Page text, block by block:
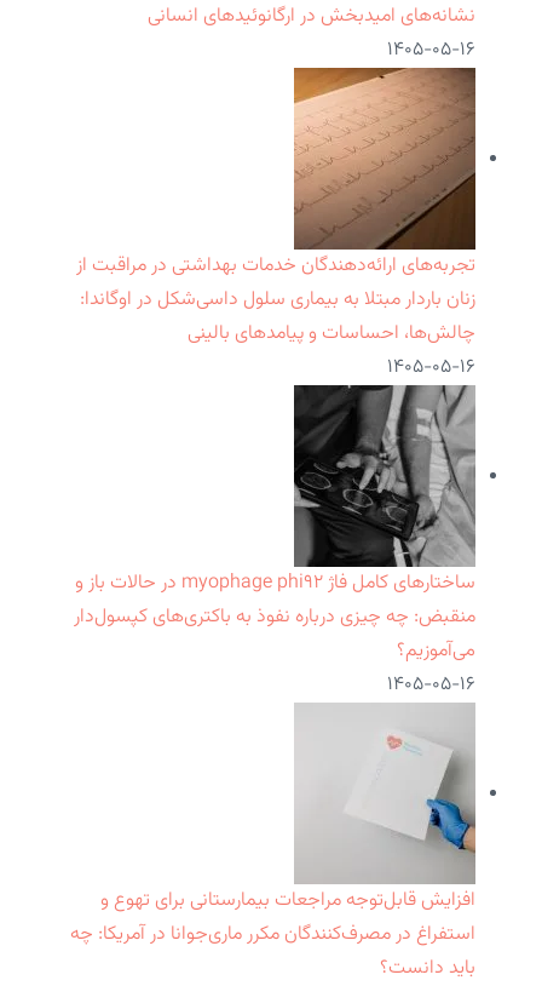
نشانه‌های امیدبخش در ارگانوئیدهای انسانی
۱۴۰۵-۰۵-۱۶
تجربه‌های ارائه‌دهندگان خدمات بهداشتی در مراقبت از
زنان باردار مبتلا به بیماری سلول داسی‌شکل در اوگاندا:
چالش‌ها، احساسات و پیامدهای بالینی
۱۴۰۵-۰۵-۱۶
ساختارهای کامل فاژ myophage phi۹۲ در حالات باز و
منقبض: چه چیزی درباره نفوذ به باکتری‌های کپسول‌دار
می‌آموزیم؟
۱۴۰۵-۰۵-۱۶
افزایش قابل‌توجه مراجعات بیمارستانی برای تهوع و
استفراغ در مصرف‌کنندگان مکرر ماری‌جوانا در آمریکا: چه
باید دانست؟